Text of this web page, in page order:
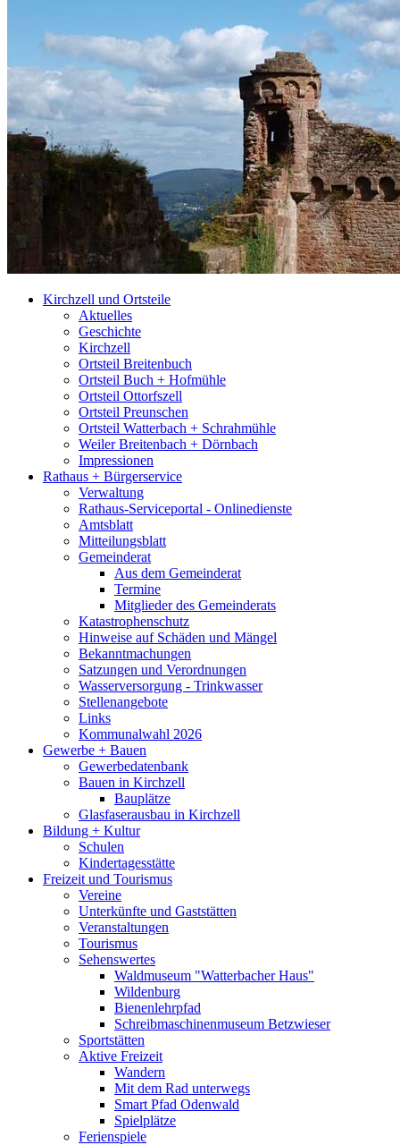
Kirchzell und Ortsteile
Aktuelles
Geschichte
Kirchzell
Ortsteil Breitenbuch
Ortsteil Buch + Hofmühle
Ortsteil Ottorfszell
Ortsteil Preunschen
Ortsteil Watterbach + Schrahmühle
Weiler Breitenbach + Dörnbach
Impressionen
Rathaus + Bürgerservice
Verwaltung
Rathaus-Serviceportal - Onlinedienste
Amtsblatt
Mitteilungsblatt
Gemeinderat
Aus dem Gemeinderat
Termine
Mitglieder des Gemeinderats
Katastrophenschutz
Hinweise auf Schäden und Mängel
Bekanntmachungen
Satzungen und Verordnungen
Wasserversorgung - Trinkwasser
Stellenangebote
Links
Kommunalwahl 2026
Gewerbe + Bauen
Gewerbedatenbank
Bauen in Kirchzell
Bauplätze
Glasfaserausbau in Kirchzell
Bildung + Kultur
Schulen
Kindertagesstätte
Freizeit und Tourismus
Vereine
Unterkünfte und Gaststätten
Veranstaltungen
Tourismus
Sehenswertes
Waldmuseum "Watterbacher Haus"
Wildenburg
Bienenlehrpfad
Schreibmaschinenmuseum Betzwieser
Sportstätten
Aktive Freizeit
Wandern
Mit dem Rad unterwegs
Smart Pfad Odenwald
Spielplätze
Ferienspiele